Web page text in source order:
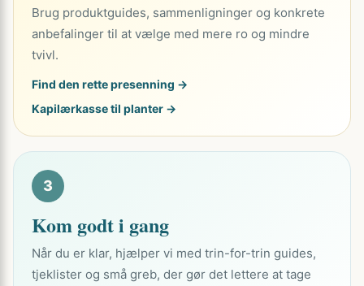
Brug produktguides, sammenligninger og konkrete
anbefalinger til at vælge med mere ro og mindre
tvivl.
Find den rette presenning →
Kapilærkasse til planter →
3
Kom godt i gang
Når du er klar, hjælper vi med trin-for-trin guides,
tjeklister og små greb, der gør det lettere at tage